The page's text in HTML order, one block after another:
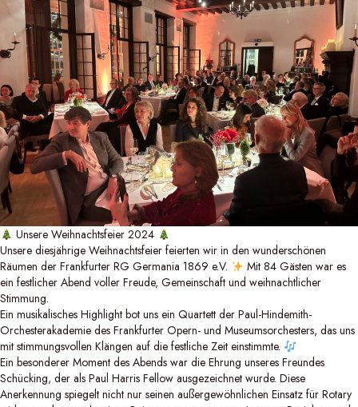
Unsere Weihnachtsfeier 2024
Unsere diesjährige Weihnachtsfeier feierten wir in den wunderschönen
Räumen der Frankfurter RG Germania 1869 e.V.
Mit 84 Gästen war es
ein festlicher Abend voller Freude, Gemeinschaft und weihnachtlicher
Stimmung.
Ein musikalisches Highlight bot uns ein Quartett der Paul-Hindemith-
Orchesterakademie des Frankfurter Opern- und Museumsorchesters, das uns
mit stimmungsvollen Klängen auf die festliche Zeit einstimmte.
Ein besonderer Moment des Abends war die Ehrung unseres Freundes
Schücking, der als Paul Harris Fellow ausgezeichnet wurde. Diese
Anerkennung spiegelt nicht nur seinen außergewöhnlichen Einsatz für Rotary